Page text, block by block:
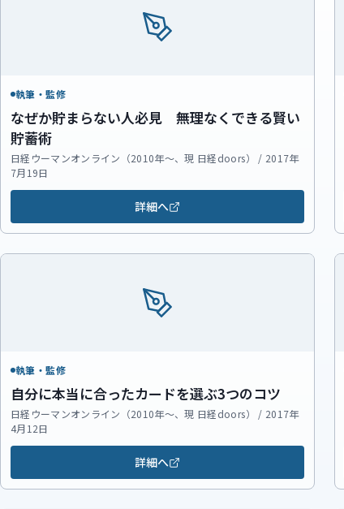
執筆・監修
なぜか貯まらない人必見 無理なくできる賢い
貯蓄術
日経ウーマンオンライン（2010年～、現 日経doors） / 2017年
7月19日
詳細へ
執筆・監修
自分に本当に合ったカードを選ぶ3つのコツ
日経ウーマンオンライン（2010年～、現 日経doors） / 2017年
4月12日
詳細へ